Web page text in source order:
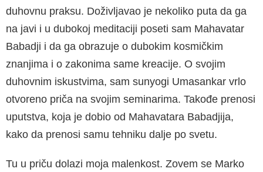
duhovnu praksu. Doživljavao je nekoliko puta da ga
na javi i u dubokoj meditaciji poseti sam Mahavatar
Babadji i da ga obrazuje o dubokim kosmičkim
znanjima i o zakonima same kreacije. O svojim
duhovnim iskustvima, sam sunyogi Umasankar vrlo
otvoreno priča na svojim seminarima. Takođe prenosi
uputstva, koja je dobio od Mahavatara Babadjija,
kako da prenosi samu tehniku dalje po svetu.
Tu u priču dolazi moja malenkost. Zovem se Marko